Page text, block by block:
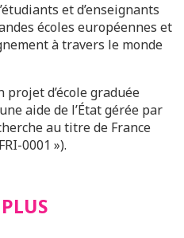
et d’enseignants
écoles européennes et
à travers le monde
projet d’école graduée
aide de l’État gérée par
au titre de France
0001 »).